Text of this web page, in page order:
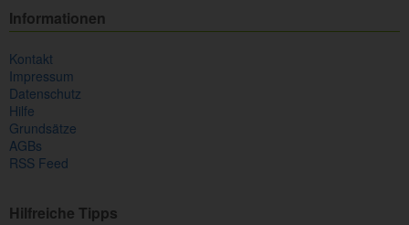
Informationen
Kontakt
Impressum
Datenschutz
Hilfe
Grundsätze
AGBs
RSS Feed
Hilfreiche Tipps